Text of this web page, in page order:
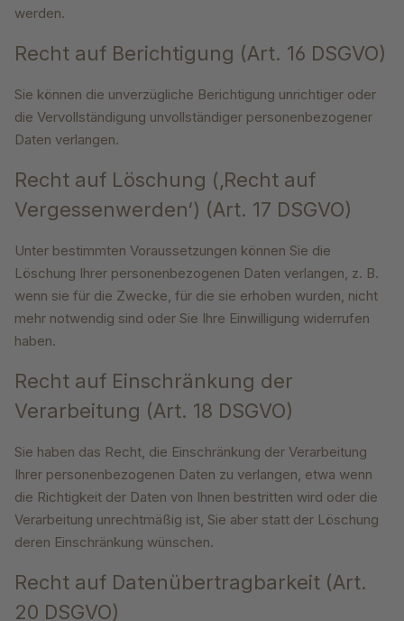
werden.
Recht auf Berichtigung (Art. 16 DSGVO)
Sie können die unverzügliche Berichtigung unrichtiger oder
die Vervollständigung unvollständiger personenbezogener
Daten verlangen.
Recht auf Löschung (‚Recht auf
Vergessenwerden‘) (Art. 17 DSGVO)
Unter bestimmten Voraussetzungen können Sie die
Löschung Ihrer personenbezogenen Daten verlangen, z. B.
wenn sie für die Zwecke, für die sie erhoben wurden, nicht
mehr notwendig sind oder Sie Ihre Einwilligung widerrufen
haben.
Recht auf Einschränkung der
Verarbeitung (Art. 18 DSGVO)
Sie haben das Recht, die Einschränkung der Verarbeitung
Ihrer personenbezogenen Daten zu verlangen, etwa wenn
die Richtigkeit der Daten von Ihnen bestritten wird oder die
Verarbeitung unrechtmäßig ist, Sie aber statt der Löschung
deren Einschränkung wünschen.
Recht auf Datenübertragbarkeit (Art.
20 DSGVO)